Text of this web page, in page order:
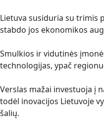
Lietuva susiduria su trimis
stabdo jos ekonomikos
Smulkios ir vidutinės
technologijas, ypač
Verslas mažai investuoja į
todėl inovacijos Lietuvoje
šalių.